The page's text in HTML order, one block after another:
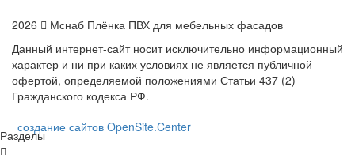
2026
Мснаб Плёнка ПВХ для мебельных фасадов
Данный интернет-сайт носит исключительно информационный
характер и ни при каких условиях не является публичной
офертой, определяемой положениями Статьи 437 (2)
Гражданского кодекса РФ.
создание сайтов OpenSite.Center
Разделы